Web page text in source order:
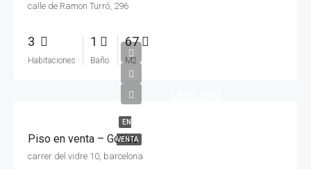
calle de Ramon Turró, 296
3
Habitaciones
1
Baño
67
M2
EN
VENTA
Piso en venta – Gotico
carrer del vidre 10, barcelona